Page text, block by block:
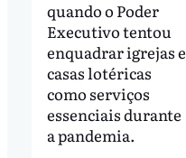
quando o Poder
Executivo tentou
enquadrar igrejas e
casas lotéricas
como serviços
essenciais durante
a pandemia.